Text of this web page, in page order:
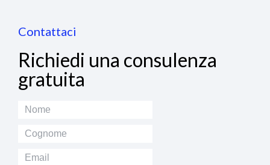
Contattaci
Richiedi una consulenza
gratuita